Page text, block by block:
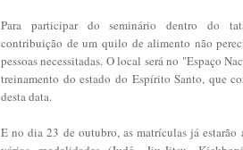
Para participar do seminário dentro do
contribuição de um quilo de alimento não
pessoas necessitadas. O local será no "Espaço
treinamento do estado do Espírito Santo, que
desta data.
E no dia 23 de outubro, as matrículas já estarão